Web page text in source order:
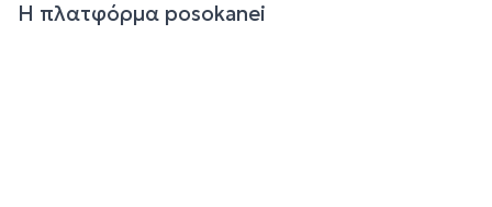
Η πλατφόρμα posokanei